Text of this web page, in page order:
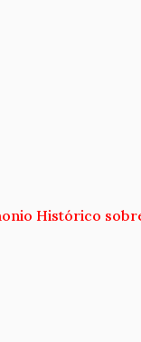
Histórico